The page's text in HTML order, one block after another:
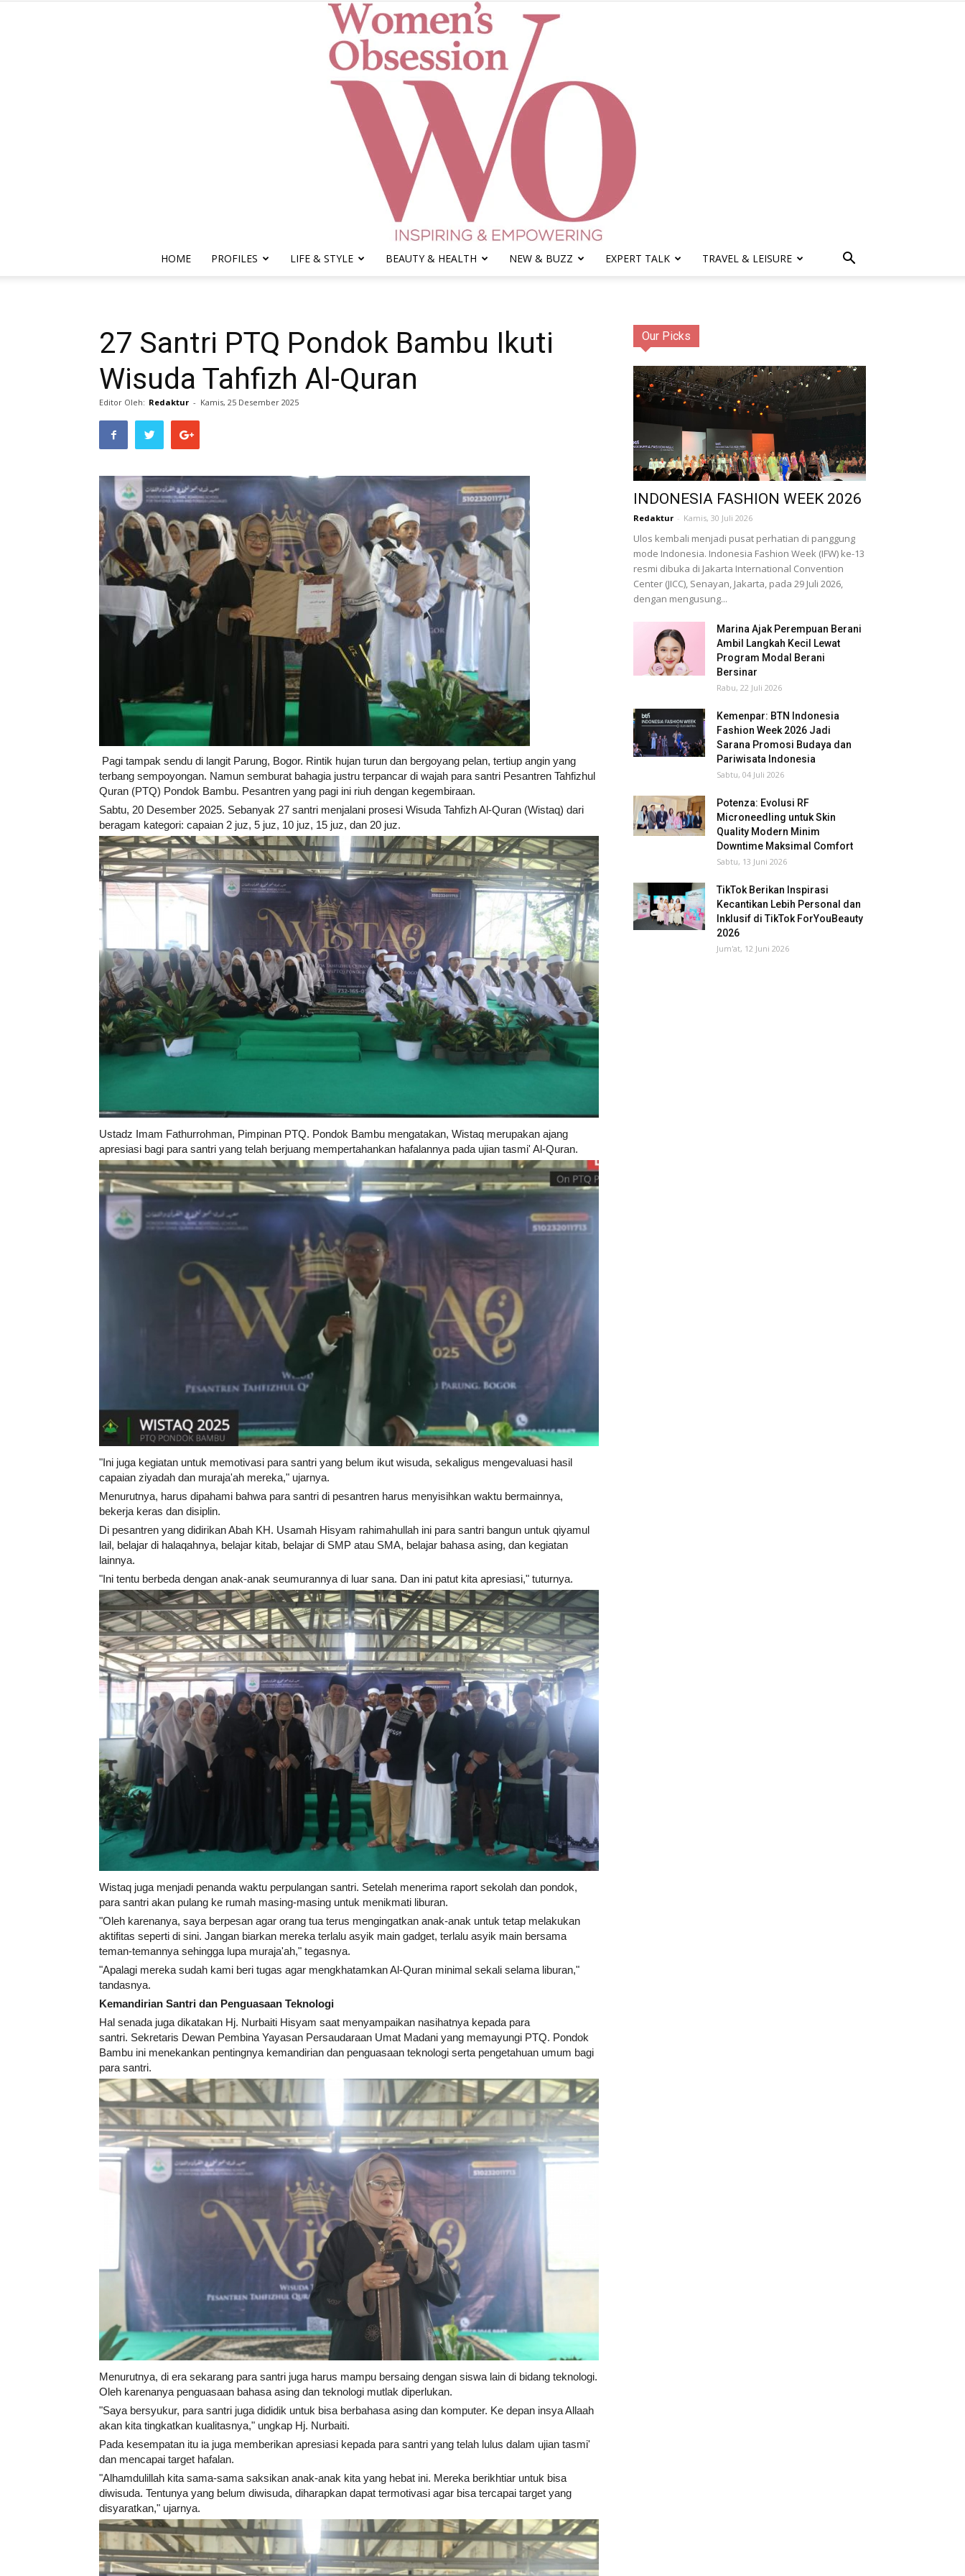
|
Life
HOME PROFILES LIFE & STYLE BEAUTY & HEALTH NEW & BUZZ EXPERT TALK TRAVEL & LEISURE
27 Santri PTQ Pondok Bambu Ikuti
Wisuda Tahfizh Al-Quran
Editor Oleh: Redaktur - Kamis, 25 Desember 2025
Pagi tampak sendu di langit Parung, Bogor. Rintik hujan turun dan bergoyang pelan, tertiup angin yang
terbang sempoyongan. Namun semburat bahagia justru terpancar di wajah para santri Pesantren Tahfizhul
Quran (PTQ) Pondok Bambu. Pesantren yang pagi ini riuh dengan kegembiraan.
Sabtu, 20 Desember 2025. Sebanyak 27 santri menjalani prosesi Wisuda Tahfizh Al-Quran (Wistaq) dari
beragam kategori: capaian 2 juz, 5 juz, 10 juz, 15 juz, dan 20 juz.
Ustadz Imam Fathurrohman, Pimpinan PTQ. Pondok Bambu mengatakan, Wistaq merupakan ajang
apresiasi bagi para santri yang telah berjuang mempertahankan hafalannya pada ujian tasmi' Al-Quran.
"Ini juga kegiatan untuk memotivasi para santri yang belum ikut wisuda, sekaligus mengevaluasi hasil
capaian ziyadah dan muraja'ah mereka," ujarnya.
Menurutnya, harus dipahami bahwa para santri di pesantren harus menyisihkan waktu bermainnya,
bekerja keras dan disiplin.
Di pesantren yang didirikan Abah KH. Usamah Hisyam rahimahullah ini para santri bangun untuk qiyamul
lail, belajar di halaqahnya, belajar kitab, belajar di SMP atau SMA, belajar bahasa asing, dan kegiatan
lainnya.
"Ini tentu berbeda dengan anak-anak seumurannya di luar sana. Dan ini patut kita apresiasi," tuturnya.
Wistaq juga menjadi penanda waktu perpulangan santri. Setelah menerima raport sekolah dan pondok,
para santri akan pulang ke rumah masing-masing untuk menikmati liburan.
"Oleh karenanya, saya berpesan agar orang tua terus mengingatkan anak-anak untuk tetap melakukan
aktifitas seperti di sini. Jangan biarkan mereka terlalu asyik main gadget, terlalu asyik main bersama
teman-temannya sehingga lupa muraja'ah," tegasnya.
"Apalagi mereka sudah kami beri tugas agar mengkhatamkan Al-Quran minimal sekali selama liburan,"
tandasnya.
Kemandirian Santri dan Penguasaan Teknologi
Hal senada juga dikatakan Hj. Nurbaiti Hisyam saat menyampaikan nasihatnya kepada para
santri. Sekretaris Dewan Pembina Yayasan Persaudaraan Umat Madani yang memayungi PTQ. Pondok
Bambu ini menekankan pentingnya kemandirian dan penguasaan teknologi serta pengetahuan umum bagi
para santri.
Menurutnya, di era sekarang para santri juga harus mampu bersaing dengan siswa lain di bidang teknologi.
Oleh karenanya penguasaan bahasa asing dan teknologi mutlak diperlukan.
"Saya bersyukur, para santri juga dididik untuk bisa berbahasa asing dan komputer. Ke depan insya Allaah
akan kita tingkatkan kualitasnya," ungkap Hj. Nurbaiti.
Pada kesempatan itu ia juga memberikan apresiasi kepada para santri yang telah lulus dalam ujian tasmi'
dan mencapai target hafalan.
"Alhamdulillah kita sama-sama saksikan anak-anak kita yang hebat ini. Mereka berikhtiar untuk bisa
diwisuda. Tentunya yang belum diwisuda, diharapkan dapat termotivasi agar bisa tercapai target yang
disyaratkan," ujarnya.
Our Picks
INDONESIA FASHION WEEK 2026
Redaktur - Kamis, 30 Juli 2026
Ulos kembali menjadi pusat perhatian di panggung
mode Indonesia. Indonesia Fashion Week (IFW) ke-13
resmi dibuka di Jakarta International Convention
Center (JICC), Senayan, Jakarta, pada 29 Juli 2026,
dengan mengusung...
Marina Ajak Perempuan Berani
Ambil Langkah Kecil Lewat
Program Modal Berani
Bersinar
Rabu, 22 Juli 2026
Kemenpar: BTN Indonesia
Fashion Week 2026 Jadi
Sarana Promosi Budaya dan
Pariwisata Indonesia
Sabtu, 04 Juli 2026
Potenza: Evolusi RF
Microneedling untuk Skin
Quality Modern Minim
Downtime Maksimal Comfort
Sabtu, 13 Juni 2026
TikTok Berikan Inspirasi
Kecantikan Lebih Personal dan
Inklusif di TikTok ForYouBeauty
2026
Jum'at, 12 Juni 2026